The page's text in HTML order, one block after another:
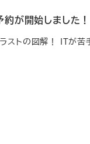
が開始しました！
ストの図解！ ITが苦